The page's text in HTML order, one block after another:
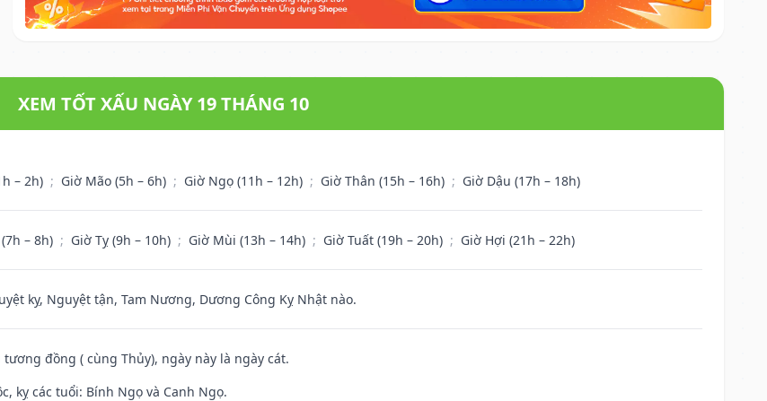
XEM TỐT XẤU NGÀY 19 THÁNG 10
– 2h) ; Giờ Mão (5h – 6h) ; Giờ Ngọ (11h – 12h) ; Giờ Thân (15h – 16h) ; Giờ Dậu (17h – 18h)
– 8h) ; Giờ Tỵ (9h – 10h) ; Giờ Mùi (13h – 14h) ; Giờ Tuất (19h – 20h) ; Giờ Hợi (21h – 22h)
kỵ, Nguyệt tận, Tam Nương, Dương Công Kỵ Nhật nào.
tương đồng ( cùng Thủy), ngày này là ngày cát.
kỵ các tuổi: Bính Ngọ và Canh Ngọ.